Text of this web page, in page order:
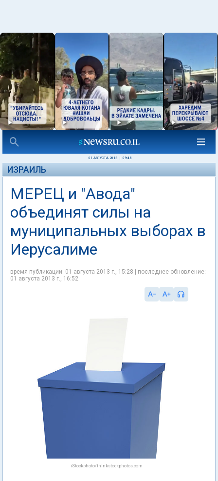
01 АВГУСТА 2013 09:45
ИЗРАИЛЬ
МЕРЕЦ и "Авода"
объединят силы на
муниципальных выборах в
Иерусалиме
время публикации: 01 августа 2013 г., 15:28 | последнее обновление:
01 августа 2013 г., 16:52
iStockphoto/thinkstockphotos.com